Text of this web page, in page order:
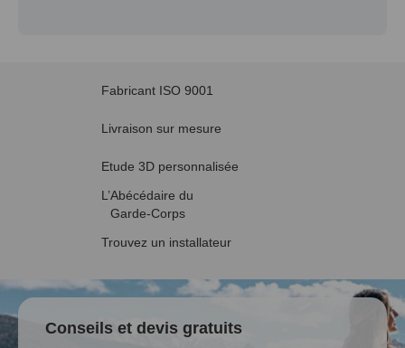
Fabricant ISO 9001
Livraison sur mesure
Etude 3D personnalisée
L’Abécédaire du
Garde-Corps
Trouvez un installateur
Conseils et devis gratuits